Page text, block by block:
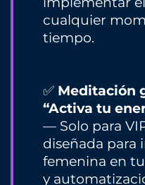
cualquier
tiempo.
✅ Meditación
“Activa tu
— Solo para
diseñada para
femenina en
y